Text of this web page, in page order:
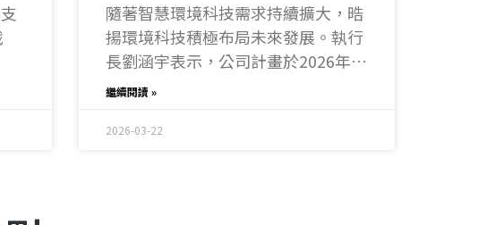
隨著智慧環境科技需求持續擴大，晧
揚環境科技積極布局未來發展。執行
長劉涵宇表示，公司計畫於2026年擴
編核心團隊，打造兼具創新能力與永
引具潛力與實戰能力的人才，進一步
繼續閱讀 »
2026-03-22